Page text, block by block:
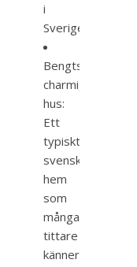
i
Sverige.
Bengts
charmiga
hus:
Ett
typiskt
svenskt
hem
som
många
tittare
känner